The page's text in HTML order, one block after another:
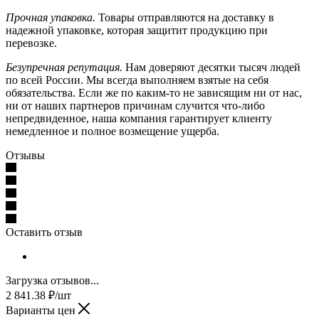
Прочная упаковка. Товары отправляются на доставку в
надежной упаковке, которая защитит продукцию при
перевозке.
Безупречная репутация. Нам доверяют десятки тысяч людей
по всей России. Мы всегда выполняем взятые на себя
обязательства. Если же по каким-то не зависящим ни от нас,
ни от наших партнеров причинам случится что-либо
непредвиденное, наша компания гарантирует клиенту
немедленное и полное возмещение ущерба.
Отзывы
Оставить отзыв
Загрузка отзывов...
2 841.38 ₽/шт
Варианты цен